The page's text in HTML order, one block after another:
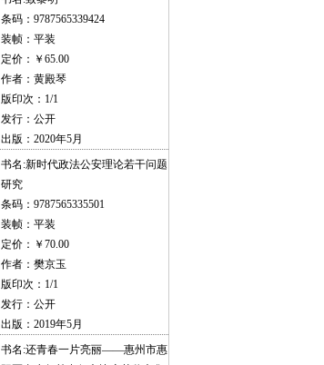
条码：9787565339424
装帧：平装
定价：￥65.00
作者：黄殿琴
版印次：1/1
发行：公开
出版：2020年5月
书名:新时代政法公安理论若干问题
研究
条码：9787565335501
装帧：平装
定价：￥70.00
作者：樊京玉
版印次：1/1
发行：公开
出版：2019年5月
书名:还青春一片亮丽——惠州市惠